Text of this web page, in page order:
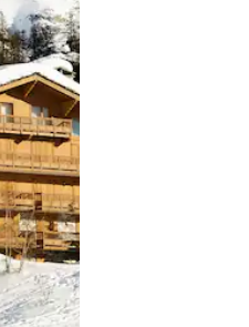
tocando y deslizando la pantalla.